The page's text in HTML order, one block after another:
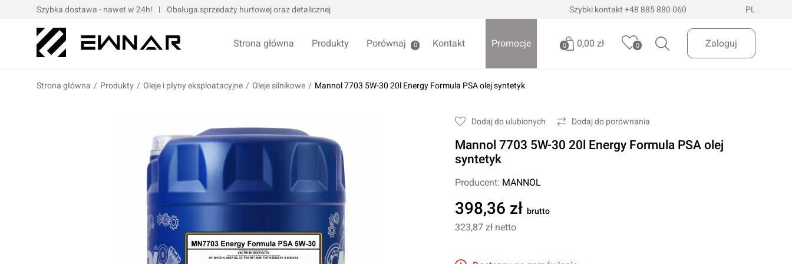
Szybka dostawa - nawet w 24h! Obsługa sprzedaży hurtowej oraz detalicznej Szybki kontakt +48 885 880 060 PL
Strona główna Produkty
Kompresory i narzędzia pneumatyczne
Prasy oraz narzędzia hydrauliczne
Elektronarzędzia/elektrotechnika
Opaski metalowe
Obejmy metalowe
Taśmy
Oleje przekładniowe
Oleje motocyklowe
Akcesoria samochodowe
Wycieraczki samochodowe
Foteliki samochodowe
Latarki czołowe
Porównaj 0 Kontakt Promocje 0 0,00 zł
Realizuj zamówienie
Darmowa Dostawa InPost Paczkomatyjuż od 200zł
0 Zaloguj
Strona główna / Produkty / Oleje i płyny eksploatacyjne / Oleje silnikowe / Mannol 7703 5W-30 20l Energy Formula PSA olej syntetyk
Dodaj do ulubionych Dodaj do porównania
Mannol 7703 5W-30 20l Energy Formula PSA olej
syntetyk
Producent: MANNOL
398,36 zł brutto
323,87 zł netto